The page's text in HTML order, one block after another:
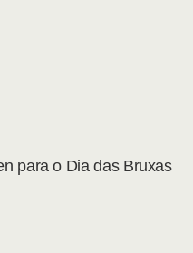
para o Dia das Bruxas